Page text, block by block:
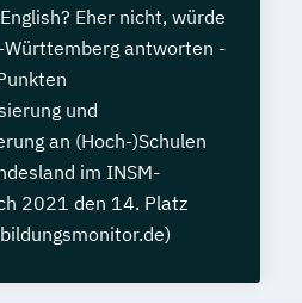
Eher nicht, würde
Württemberg antworten -
und
an (Hoch-)Schulen
im INSM-
2021 den 14. Platz